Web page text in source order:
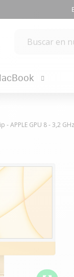
- APPLE GPU 8 - 3,2